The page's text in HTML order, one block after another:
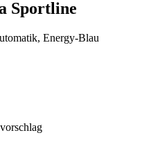
Sportline
Energy-Blau